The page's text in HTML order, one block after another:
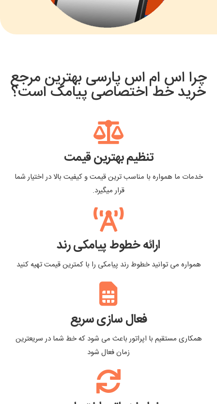
چرا اس ام اس پارسی بهترین مرجع
خرید خط اختصاصی پیامک است؟
تنظیم بهترین قیمت
خدمات ما همواره با مناسب ترین قیمت و کیفیت بالا در اختیار شما
قرار میگیرد.
ارائه خطوط پیامکی رند
همواره می توانید خطوط رند پیامکی را با کمترین قیمت تهیه کنید
فعال سازی سریع
همکاری مستقیم با اپراتور باعث می شود که خط شما در سریعترین
زمان فعال شود